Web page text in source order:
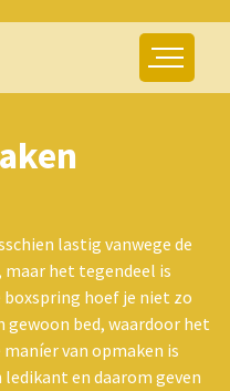
lastig vanwege de
het tegendeel is
boxspring hoef je niet zo
gewoon bed, waardoor het
van opmaken is
en daarom geven